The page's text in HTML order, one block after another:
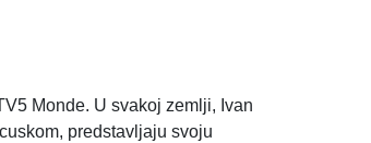
Monde. U svakoj zemlji, Ivan
predstavljaju svoju